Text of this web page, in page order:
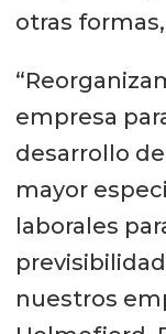
otras
empresa
desarrollo
mayor
laborales
nuestros